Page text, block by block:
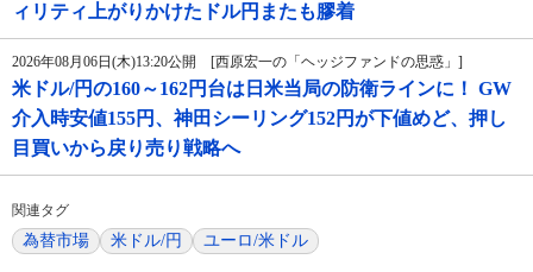
ィリティ上がりかけたドル円またも膠着
2026年08月06日(木)13:20公開 [西原宏一の「ヘッジファンドの思惑」]
米ドル/円の160～162円台は日米当局の防衛ラインに！ GW
介入時安値155円、神田シーリング152円が下値めど、押し
目買いから戻り売り戦略へ
関連タグ
為替市場 米ドル/円 ユーロ/米ドル